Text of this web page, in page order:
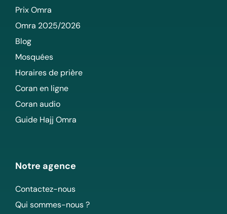
Prix Omra
Omra 2025/2026
Blog
Mosquées
Horaires de prière
Coran en ligne
Coran audio
Guide Hajj Omra
Notre agence
Contactez-nous
Qui sommes-nous ?